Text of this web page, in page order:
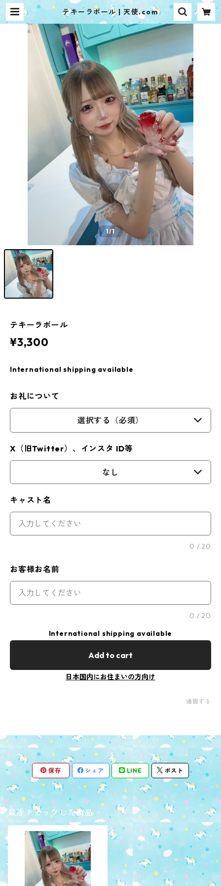
テキーラボール | 天使.com
1/1
テキーラボール
¥3,300
International shipping available
お礼について
選択する（必須）
X（旧Twitter）、インスタ ID等
なし
キャスト名
0 / 20
お客様お名前
0 / 20
International shipping available
Add to cart
日本国内にお住まいの方向け
通報する
保存 シェア LINE ポスト
最近チェックした商品